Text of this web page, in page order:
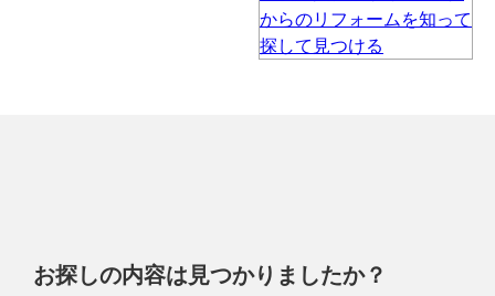
お探しの内容は見つかりましたか？